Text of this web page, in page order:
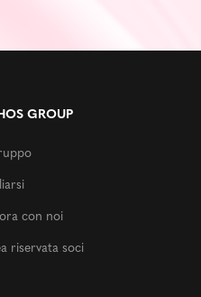
GROUP
con noi
riservata soci